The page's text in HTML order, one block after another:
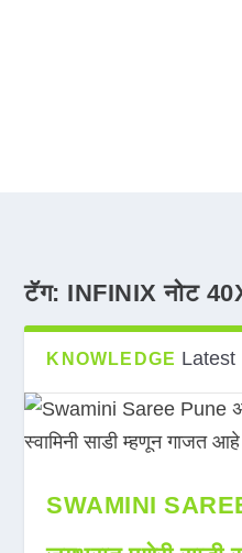
टॅग: INFINIX नोट
KNOWLEDGE Latest
SWAMINI